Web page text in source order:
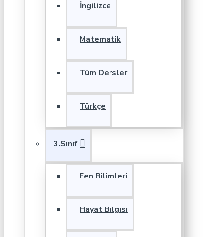
İngilizce
Matematik
Tüm Dersler
Türkçe
3.Sınıf
Fen Bilimleri
Hayat Bilgisi